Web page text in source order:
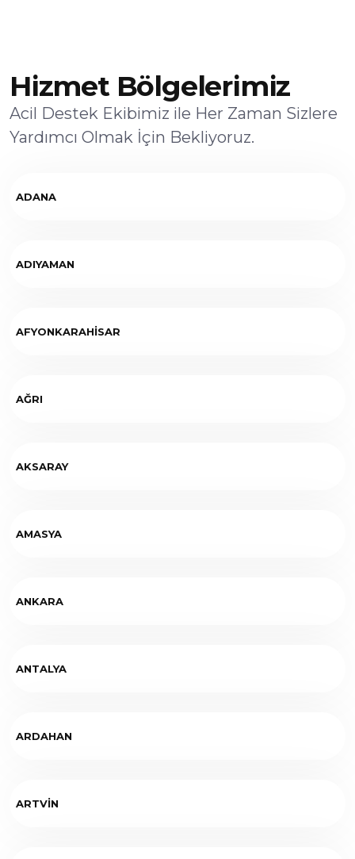
Hizmet Bölgelerimiz
Acil Destek Ekibimiz ile Her Zaman Sizlere
Yardımcı Olmak İçin Bekliyoruz.
ADANA
ADIYAMAN
AFYONKARAHİSAR
AĞRI
AKSARAY
AMASYA
ANKARA
ANTALYA
ARDAHAN
ARTVİN